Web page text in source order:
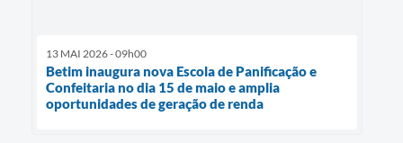
13 MAI 2026 - 09h00
Betim inaugura nova Escola de Panificação e
Confeitaria no dia 15 de maio e amplia
oportunidades de geração de renda